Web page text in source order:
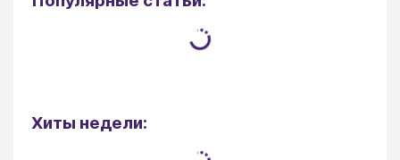
Хиты недели: